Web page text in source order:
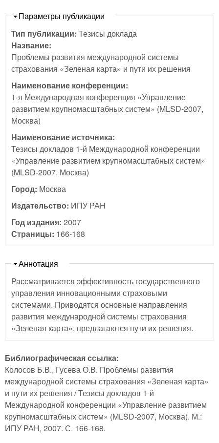
Скрыть
Параметры публикации
Тип публикации: Тезисы доклада
Название:
Проблемы развития международной системы
страхования «Зеленая карта» и пути их решения
Наименование конференции:
1-я Международная конференция «Управление
развитием крупномасштабных систем» (MLSD-2007,
Москва)
Наименование источника:
Тезисы докладов 1-й Международной конференции
«Управление развитием крупномасштабных систем»
(MLSD-2007, Москва)
Город: Москва
Издательство: ИПУ РАН
Год издания: 2007
Страницы: 166-168
Скрыть
Аннотация
Рассматривается эффективность государственного
управления инновационными страховыми
системами. Приводятся основные направления
развития международной системы страхования
«Зеленая карта», предлагаются пути их решения.
Библиографическая ссылка:
Колосов Б.В., Гусева О.В. Проблемы развития
международной системы страхования «Зеленая карта»
и пути их решения / Тезисы докладов 1-й
Международной конференции «Управление развитием
крупномасштабных систем» (MLSD-2007, Москва). М.:
ИПУ РАН, 2007. С. 166-168.